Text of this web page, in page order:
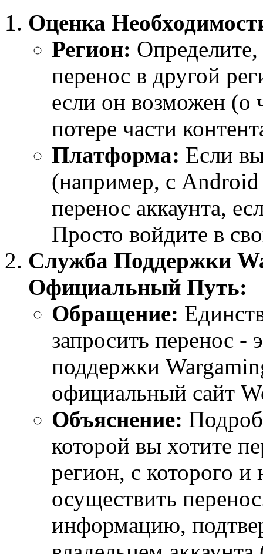
Оценка
Регион:
перенос в другой
если он возможен (о
потере части
Платформа: Если
(например, с Android
перенос аккаунта,
Просто войдите в
Служба Поддержки
Официальный Путь:
Обращение:
запросить перенос -
поддержки
официальный сайт
Объяснение:
которой вы хотите
регион, с которого
осуществить
информацию,